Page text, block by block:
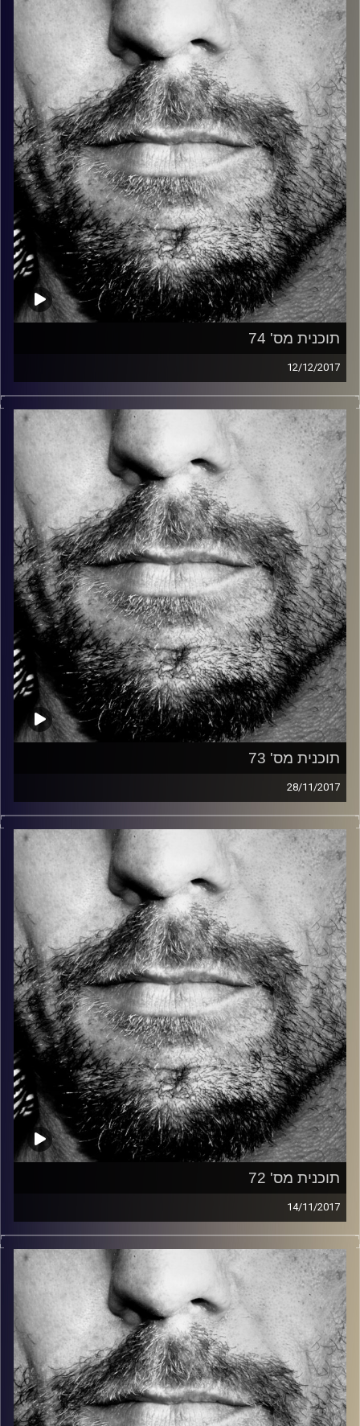
כל מה שחי, אמיתי ונושם.
עם שמוליק רגב.
קרדיט תמונות: David Goehring
תוכנית מס' 74
12/12/2017
זיפים, מוזיקה מחוספסת של הופעות חיות. הרבה ג'אם, רוק,
בלוז, bluegrass, ג'אז, Fאנק, פרוגרסיב ואפילו אלקטרוניקה.
כל מה שחי, אמיתי ונושם.
עם שמוליק רגב.
קרדיט תמונות: David Goehring
תוכנית מס' 73
28/11/2017
זיפים, מוזיקה מחוספסת של הופעות חיות. הרבה ג'אם, רוק,
בלוז, bluegrass, ג'אז, Fאנק, פרוגרסיב ואפילו אלקטרוניקה.
כל מה שחי, אמיתי ונושם.
עם שמוליק רגב.
קרדיט תמונות: David Goehring
תוכנית מס' 72
14/11/2017
זיפים, מוזיקה מחוספסת של הופעות חיות. הרבה ג'אם, רוק,
בלוז, bluegrass, ג'אז, Fאנק, פרוגרסיב ואפילו אלקטרוניקה.
כל מה שחי, אמיתי ונושם.
עם שמוליק רגב.
קרדיט תמונות: David Goehring